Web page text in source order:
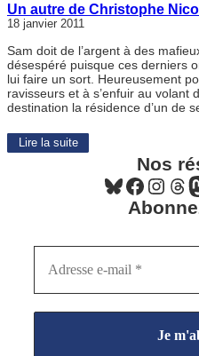
Un autre de Christophe
18 janvier 2011
Sam doit de l’argent à des
désespéré puisque ces derniers
lui faire un sort. Heureusement
ravisseurs et à s’enfuir au volant
destination la résidence d’un de
Lire la suite
Nos
Bluesky Facebook Instagram Threads Mastodon